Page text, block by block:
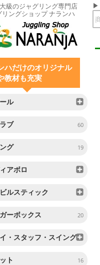
級のジャグリング専門店
リングショップ ナランハ
ハだけのオリジナル
教材も充実
ル
ブ 60
グ 19
アボロ
ルスティック
ーボックス 20
・スタッフ・スイング
ト 16